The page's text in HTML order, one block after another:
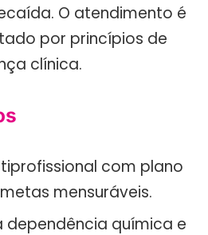
O atendimento é
por princípios de
clínica.
com plano
mensuráveis.
química e